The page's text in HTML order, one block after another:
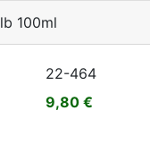
100ml
22-464
9,80